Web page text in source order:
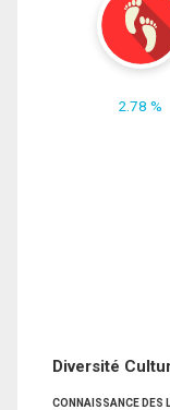
2.78 %
Diversité
CONNAISSANCE DES